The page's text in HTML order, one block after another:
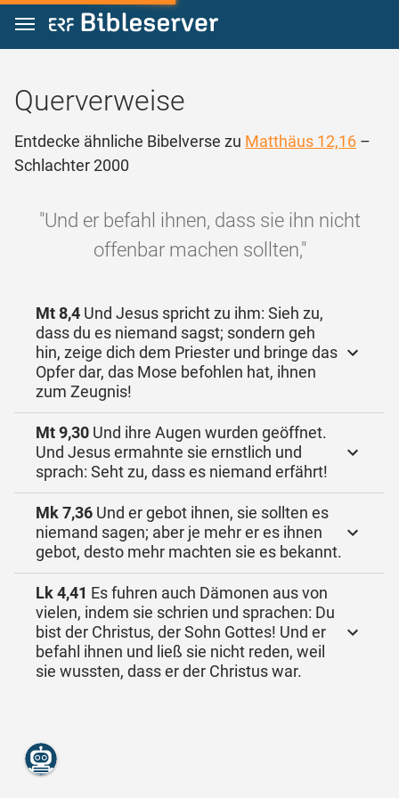
Zum Inhalt springen
Querverweise
Entdecke ähnliche Bibelverse zu Matthäus 12,16 –
Schlachter 2000
"Und er befahl ihnen, dass sie ihn nicht
offenbar machen sollten,"
Mt 8,4 Und Jesus spricht zu ihm: Sieh zu,
dass du es niemand sagst; sondern geh
hin, zeige dich dem Priester und bringe das
Opfer dar, das Mose befohlen hat, ihnen
zum Zeugnis!
Mt 9,30 Und ihre Augen wurden geöffnet.
Und Jesus ermahnte sie ernstlich und
sprach: Seht zu, dass es niemand erfährt!
Mk 7,36 Und er gebot ihnen, sie sollten es
niemand sagen; aber je mehr er es ihnen
gebot, desto mehr machten sie es bekannt.
Lk 4,41 Es fuhren auch Dämonen aus von
vielen, indem sie schrien und sprachen: Du
bist der Christus, der Sohn Gottes! Und er
befahl ihnen und ließ sie nicht reden, weil
sie wussten, dass er der Christus war.